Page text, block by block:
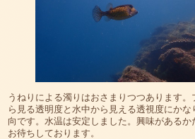
うねりによる濁りはおさまりつつあります
ら見る透明度と水中から見える透視度にか
向です。水温は安定しました。興味がある
お待ちしております。